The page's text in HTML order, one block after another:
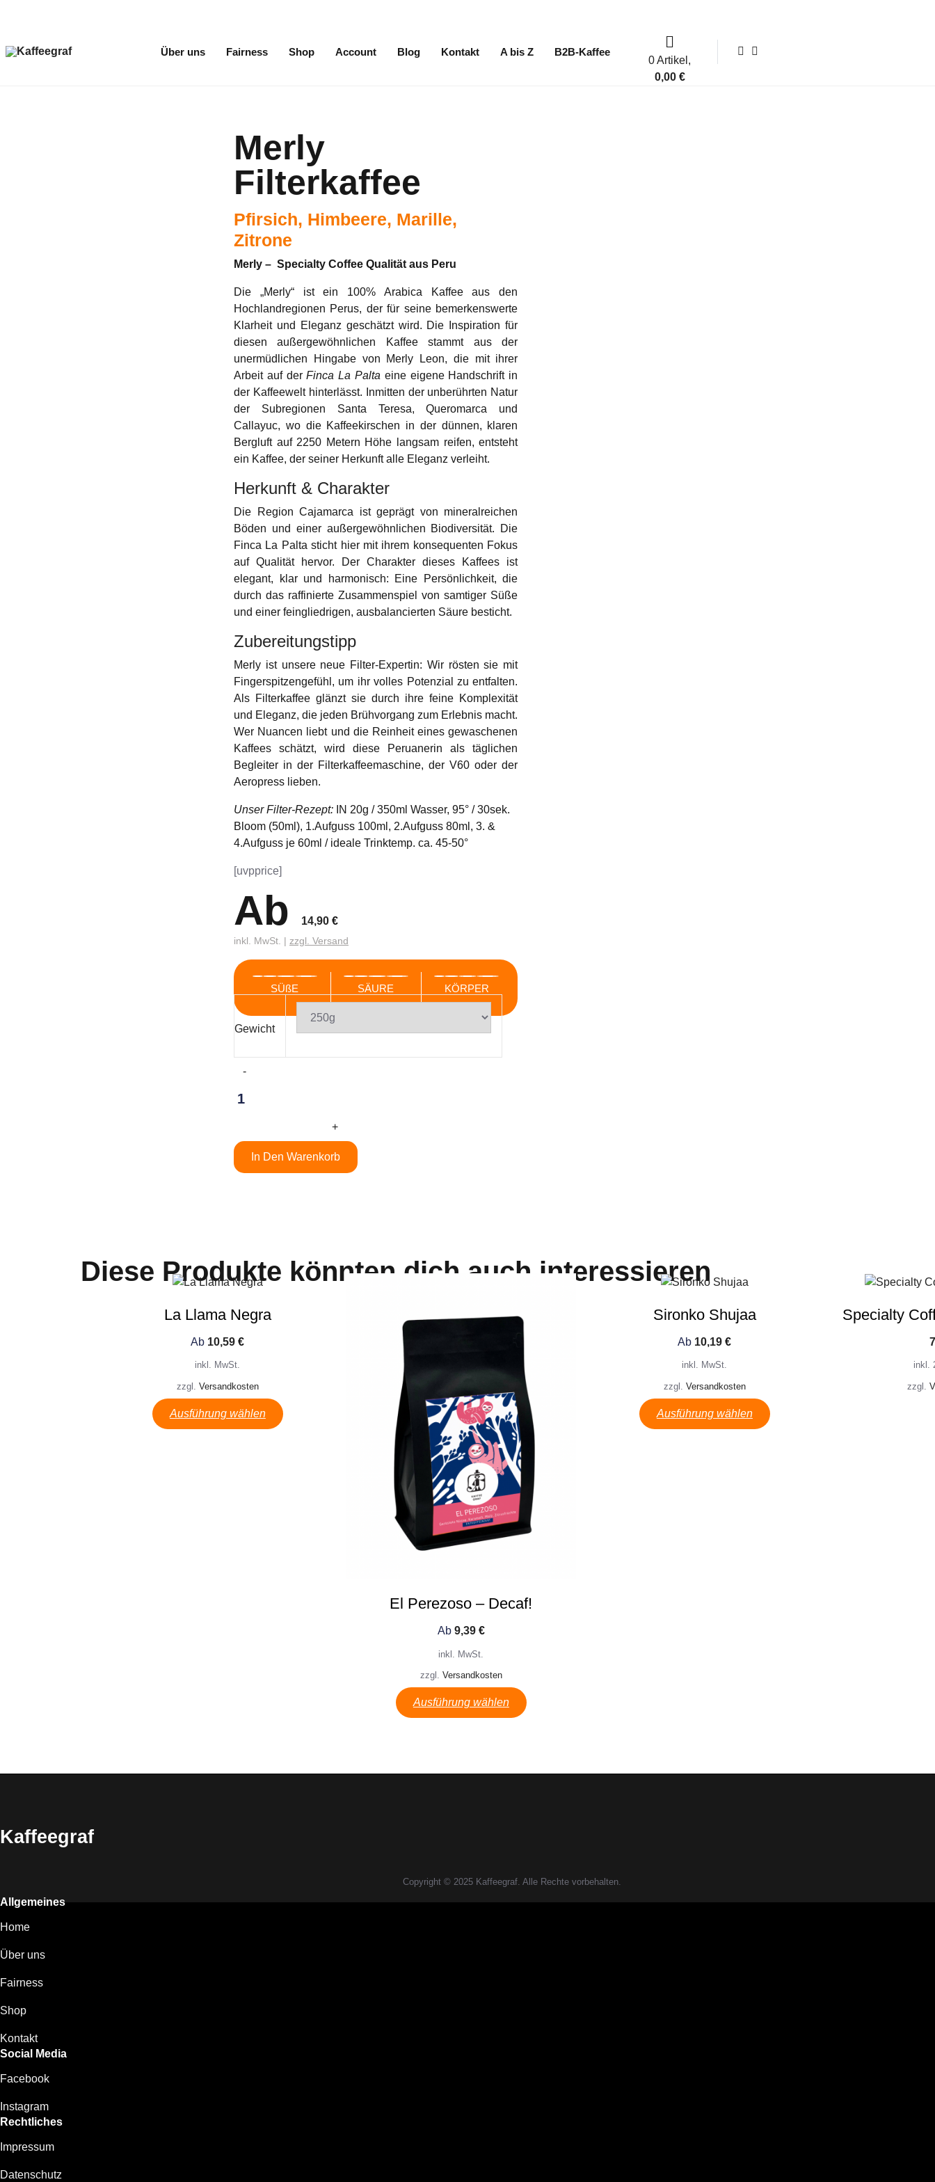
Über uns Fairness Shop Account Blog Kontakt A bis Z B2B-Kaffee
0 Artikel,
0,00 €
Merly
Filterkaffee
Pfirsich, Himbeere, Marille,
Zitrone
Merly – Specialty Coffee Qualität aus Peru
Die „Merly“ ist ein 100% Arabica Kaffee aus den
Hochlandregionen Perus, der für seine bemerkenswerte
Klarheit und Eleganz geschätzt wird. Die Inspiration für
diesen außergewöhnlichen Kaffee stammt aus der
unermüdlichen Hingabe von Merly Leon, die mit ihrer
Arbeit auf derFinca La Palta eine eigene Handschrift in
der Kaffeewelt hinterlässt. Inmitten der unberührten Natur
der Subregionen Santa Teresa, Queromarca und
Callayuc, wo die Kaffeekirschen in der dünnen, klaren
Bergluft auf 2250 Metern Höhe langsam reifen, entsteht
ein Kaffee, der seiner Herkunft alle Eleganz verleiht.
Herkunft & Charakter
Die Region Cajamarca ist geprägt von mineralreichen
Böden und einer außergewöhnlichen Biodiversität. Die
Finca La Palta sticht hier mit ihrem konsequenten Fokus
auf Qualität hervor. Der Charakter dieses Kaffees ist
elegant, klar und harmonisch: Eine Persönlichkeit, die
durch das raffinierte Zusammenspiel von samtiger Süße
und einer feingliedrigen, ausbalancierten Säure besticht.
Zubereitungstipp
Merly ist unsere neue Filter-Expertin: Wir rösten sie mit
Fingerspitzengefühl, um ihr volles Potenzial zu entfalten.
Als Filterkaffee glänzt sie durch ihre feine Komplexität
und Eleganz, die jeden Brühvorgang zum Erlebnis macht.
Wer Nuancen liebt und die Reinheit eines gewaschenen
Kaffees schätzt, wird diese Peruanerin als täglichen
Begleiter in der Filterkaffeemaschine, der V60 oder der
Aeropress lieben.
Unser Filter-Rezept: IN 20g / 350ml Wasser, 95° / 30sek.
Bloom (50ml), 1.Aufguss 100ml, 2.Aufguss 80ml, 3. &
4.Aufguss je 60ml / ideale Trinktemp. ca. 45-50°
[uvpprice]
Ab 14,90 €
inkl. MwSt. | zzgl. Versand
SÜßE SÄURE KÖRPER
Gewicht
In Den Warenkorb
Diese Produkte könnten dich auch interessieren
La Llama Negra
Ab 10,59€
inkl. MwSt.
zzgl. Versandkosten
Ausführung wählen
El Perezoso – Decaf!
Ab 9,39 €
inkl. MwSt.
zzgl. Versandkosten
Ausführung wählen
Sironko Shujaa
Ab 10,19€
inkl. MwSt.
zzgl. Versandkosten
Ausführung wählen
Specialty
inkl.
zzgl.
Kaffeegraf
Allgemeines
Home
Über uns
Fairness
Shop
Kontakt
Social Media
Facebook
Instagram
Rechtliches
Impressum
Datenschutz
Copyright © 2025 Kaffeegraf. Alle Rechte vorbehalten.